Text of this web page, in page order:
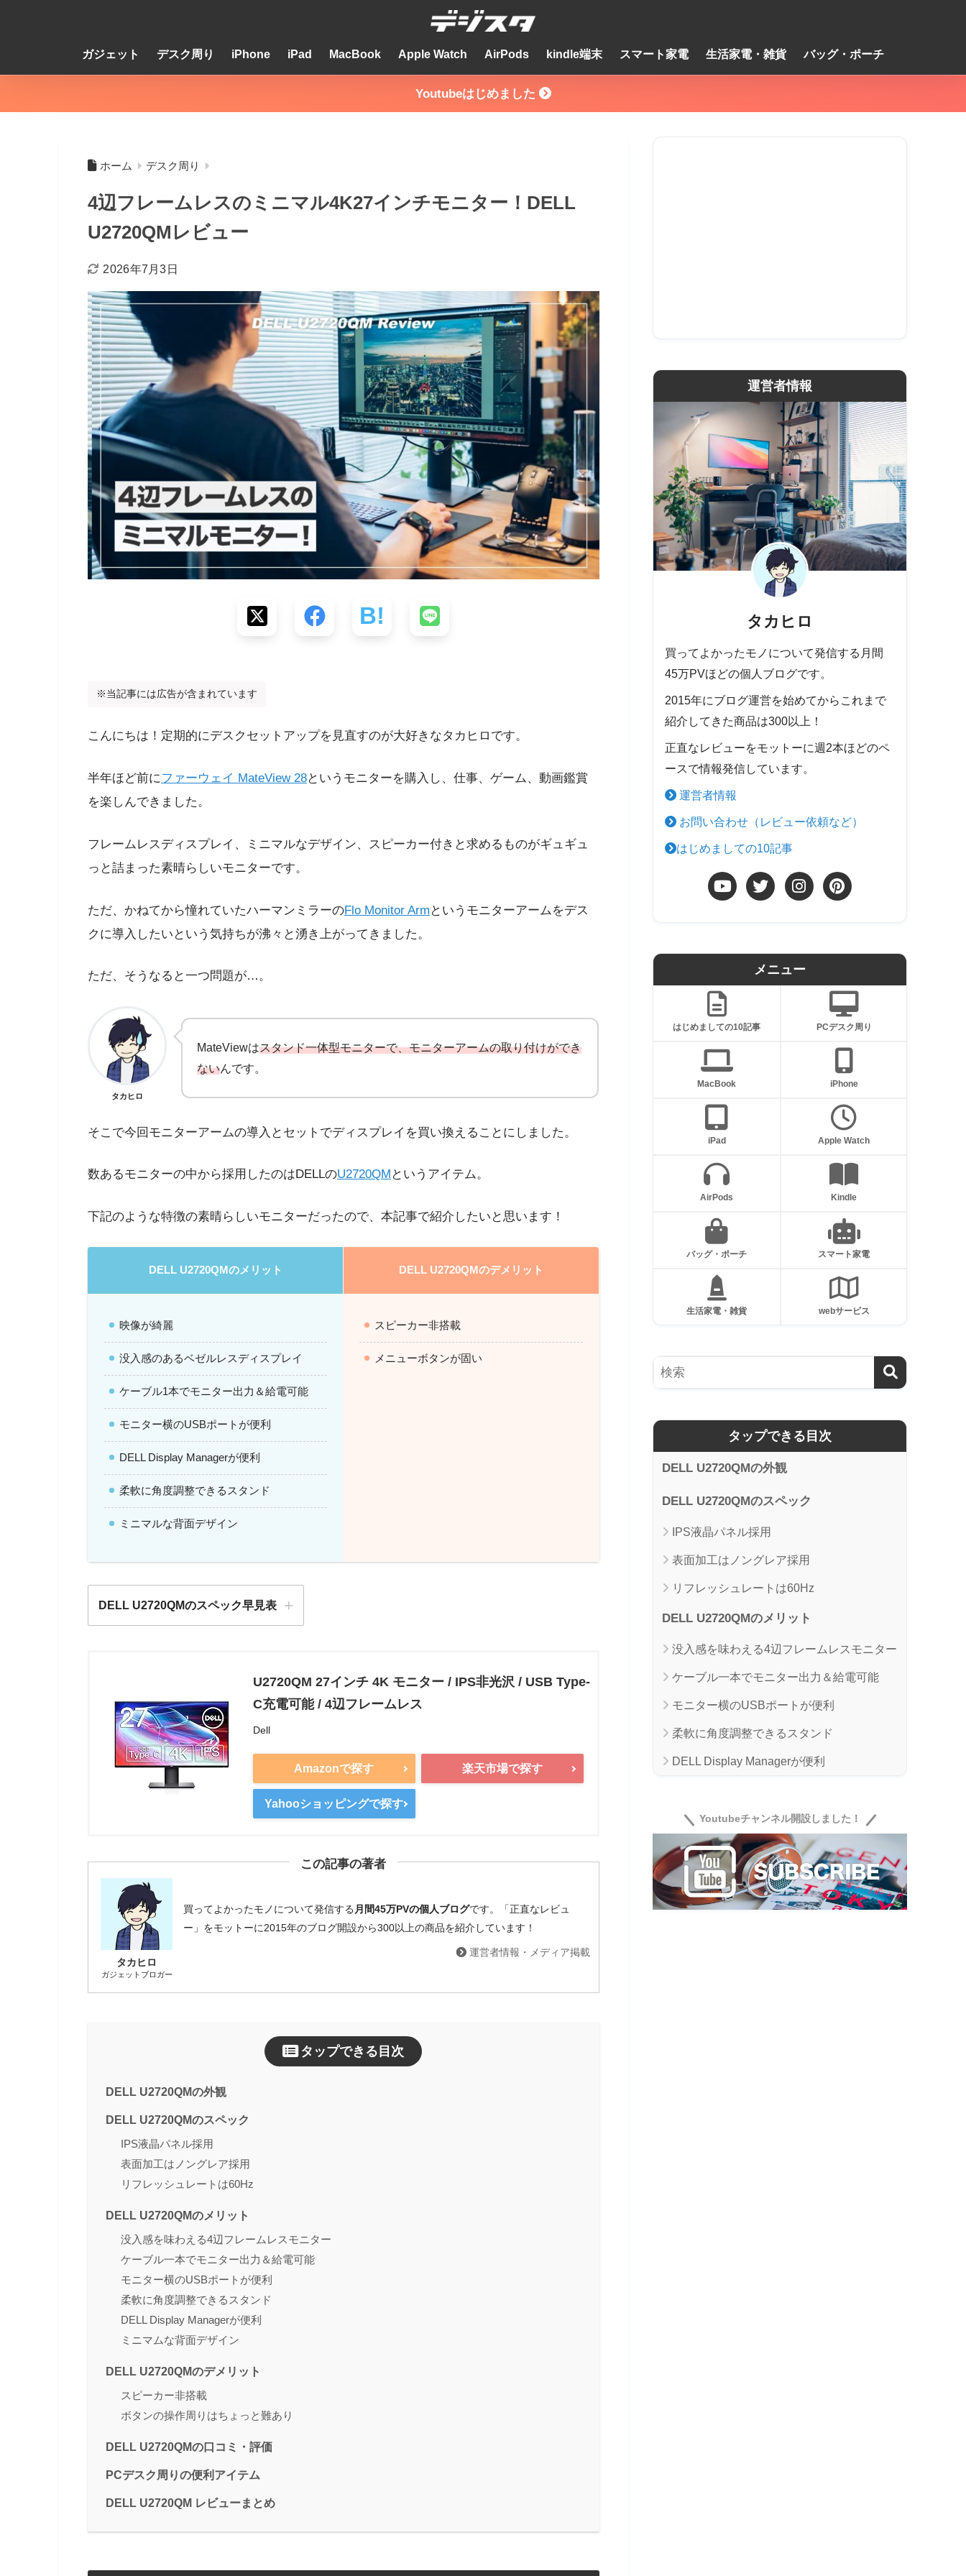
ガジェット デスク周り iPhone iPad MacBook Apple Watch AirPods kindle端末 スマート家電 生活家電・雑貨 バッグ・ポーチ
Youtubeはじめました
ホーム デスク周り
4辺フレームレスのミニマル4K27インチモニター！DELL
U2720QMレビュー
2026年7月3日
※当記事には広告が含まれています
こんにちは！定期的にデスクセットアップを見直すのが大好きなタカヒロです。
半年ほど前にファーウェイ MateView 28というモニターを購入し、仕事、ゲーム、動画鑑賞
を楽しんできました。
フレームレスディスプレイ、ミニマルなデザイン、スピーカー付きと求めるものがギュギュ
っと詰まった素晴らしいモニターです。
ただ、かねてから憧れていたハーマンミラーのFlo Monitor Arm というモニターアームをデス
クに導入したいという気持ちが沸々と湧き上がってきました。
ただ、そうなると一つ問題が…。
タカヒロ
MateViewはスタンド一体型モニターで、モニターアームの取り付けができ
ないんです。
そこで今回モニターアームの導入とセットでディスプレイを買い換えることにしました。
数あるモニターの中から採用したのはDELLのU2720QM というアイテム。
下記のような特徴の素晴らしいモニターだったので、本記事で紹介したいと思います！
DELL U2720QMのメリット
映像が綺麗
没入感のあるベゼルレスディスプレイ
ケーブル1本でモニター出力＆給電可能
モニター横のUSBポートが便利
DELL Display Managerが便利
柔軟に角度調整できるスタンド
ミニマルな背面デザイン
DELL U2720QMのデメリット
スピーカー非搭載
メニューボタンが固い
DELL U2720QMのスペック早見表
IPS液晶パネル アクティブマトリクス TFT LCD
解像度 4K(3840 x 2160)
リフレッシュレート
輝度 350 cd/m²
1300:1
33W（通常）、最大200W
映像入力
USBポート USB TYPE-A x 3（背面2、側面1）、USB TYPE-C x 1（側面1）
サウンド出力
スピーカー
幅：611.3mm
奥行き：185.0mm
本体重量
USB TYPE-C PD 供給電力
20V/4.5A（90W）、15V/3A（45W）、9V/3A（18W）、5V/3A（15
U2720QM 27インチ 4K モニター / IPS非光沢 / USB Type-
C充電可能 / 4辺フレームレス
Dell
Amazonで探す 楽天市場で探す
Yahooショッピングで探す
この記事の著者
タカヒロ
ガジェットブロガー
買ってよかったモノについて発信する 月間45万PVの個人ブログです。「正直なレビュ
ー」をモットーに2015年のブログ開設から300以上の商品を紹介しています！
運営者情報・メディア掲載
タップできる目次
DELL U2720QMの外観
DELL U2720QMのスペック
IPS液晶パネル採用
表面加工はノングレア採用
リフレッシュレートは60Hz
DELL U2720QMのメリット
没入感を味わえる4辺フレームレスモニター
ケーブル一本でモニター出力＆給電可能
モニター横のUSBポートが便利
柔軟に角度調整できるスタンド
DELL Display Managerが便利
ミニマムな背面デザイン
DELL U2720QMのデメリット
スピーカー非搭載
ボタンの操作周りはちょっと難あり
DELL U2720QMの口コミ・評価
PCデスク周りの便利アイテム
DELL U2720QM レビューまとめ
運営者情報
タカヒロ
買ってよかったモノについて発信する月間
45万PVほどの個人ブログです。
2015年にブログ運営を始めてからこれまで
紹介してきた商品は300以上！
正直なレビューをモットーに週2本ほどのペ
ースで情報発信しています。
運営者情報
お問い合わせ（レビュー依頼など）
はじめましての10記事
メニュー
はじめましての10記事 PCデスク周り
MacBook iPhone
iPad Apple Watch
AirPods Kindle
バッグ・ポーチ スマート家電
生活家電・雑貨 webサービス
タップできる目次
DELL U2720QMの外観
DELL U2720QMのスペック
IPS液晶パネル採用
表面加工はノングレア採用
リフレッシュレートは60Hz
DELL U2720QMのメリット
没入感を味わえる4辺フレームレスモニター
ケーブル一本でモニター出力＆給電可能
モニター横のUSBポートが便利
柔軟に角度調整できるスタンド
DELL Display Managerが便利
DELL U2720QMのデメリット
スピーカー非搭載
ボタンの操作周りはちょっと難あり
DELL U2720QMの口コミ・評価
Youtubeチャンネル開設しました！